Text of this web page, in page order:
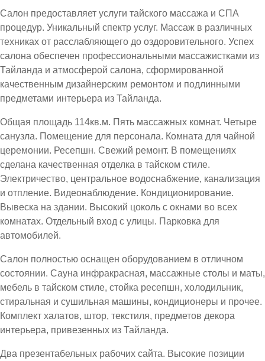
Салон предоставляет услуги тайского массажа и СПА
процедур. Уникальный спектр услуг. Массаж в различных
техниках от расслабляющего до оздоровительного. Успех
салона обеспечен профессиональными массажистками из
Тайланда и атмосферой салона, сформированной
качественным дизайнерским ремонтом и подлинными
предметами интерьера из Тайланда.
Общая площадь 114кв.м. Пять массажных комнат. Четыре
санузла. Помещение для персонала. Комната для чайной
церемонии. Ресепшн. Свежий ремонт. В помещениях
сделана качественная отделка в тайском стиле.
Электричество, центральное водоснабжение, канализация
и отпление. Видеонаблюдение. Кондиционирование.
Вывеска на здании. Высокий цоколь с окнами во всех
комнатах. Отдельный вход с улицы. Парковка для
автомобилей.
Салон полностью оснащен оборудованием в отличном
состоянии. Сауна инфракрасная, массажные столы и маты,
мебель в тайском стиле, стойка ресепшн, холодильник,
стиральная и сушильная машины, кондиционеры и прочее.
Комплект халатов, штор, текстиля, предметов декора
интерьера, привезенных из Тайланда.
Два презентабельных рабочих сайта. Высокие позиции